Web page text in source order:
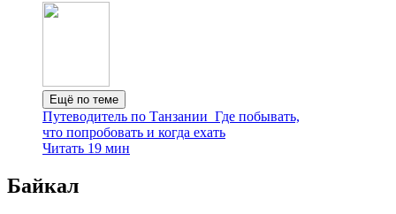
Ещё по теме
Путеводитель по Танзании Где побывать,
что попробовать и когда ехать
Читать 19 мин
Байкал